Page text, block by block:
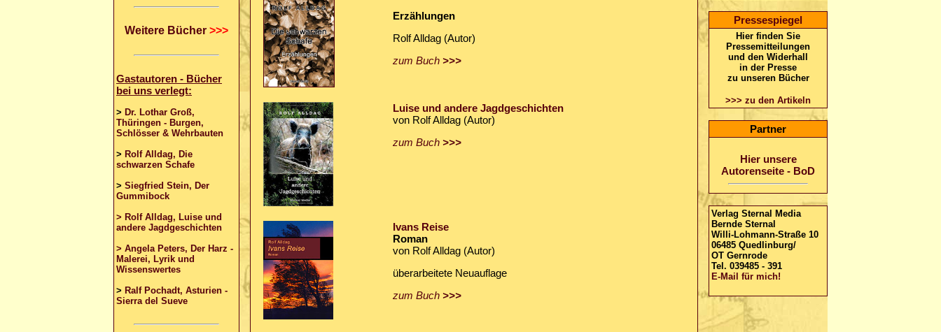
Weitere Bücher >>>
Gastautoren - Bücher
bei uns verlegt:
> Dr. Lothar Groß,
Thüringen - Burgen,
Schlösser & Wehrbauten
> Rolf Alldag, Die
schwarzen Schafe
> Siegfried Stein, Der
Gummibock
> Rolf Alldag, Luise und
andere Jagdgeschichten
> Angela Peters, Der Harz -
Malerei, Lyrik und
Wissenswertes
> Ralf Pochadt, Asturien -
Sierra del Sueve
Erzählungen
Rolf Alldag (Autor)
zum Buch >>>
Luise und andere Jagdgeschichten
von Rolf Alldag (Autor)
zum Buch >>>
Ivans Reise
Roman
von Rolf Alldag (Autor)
überarbeitete Neuauflage
zum Buch >>>
Pressespiegel
Hier finden Sie
Pressemitteilungen
und den Widerhall
in der Presse
zu unseren Bücher
>>> zu den Artikeln
Partner
Hier unsere
Autorenseite - BoD
Verlag Sternal Media
Bernde Sternal
Willi-Lohmann-Straße 10
06485 Quedlinburg/
OT Gernrode
Tel. 039485 - 391
E-Mail für mich!